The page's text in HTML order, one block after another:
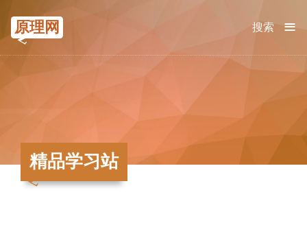
原理网 ≡
搜索
精品学习站